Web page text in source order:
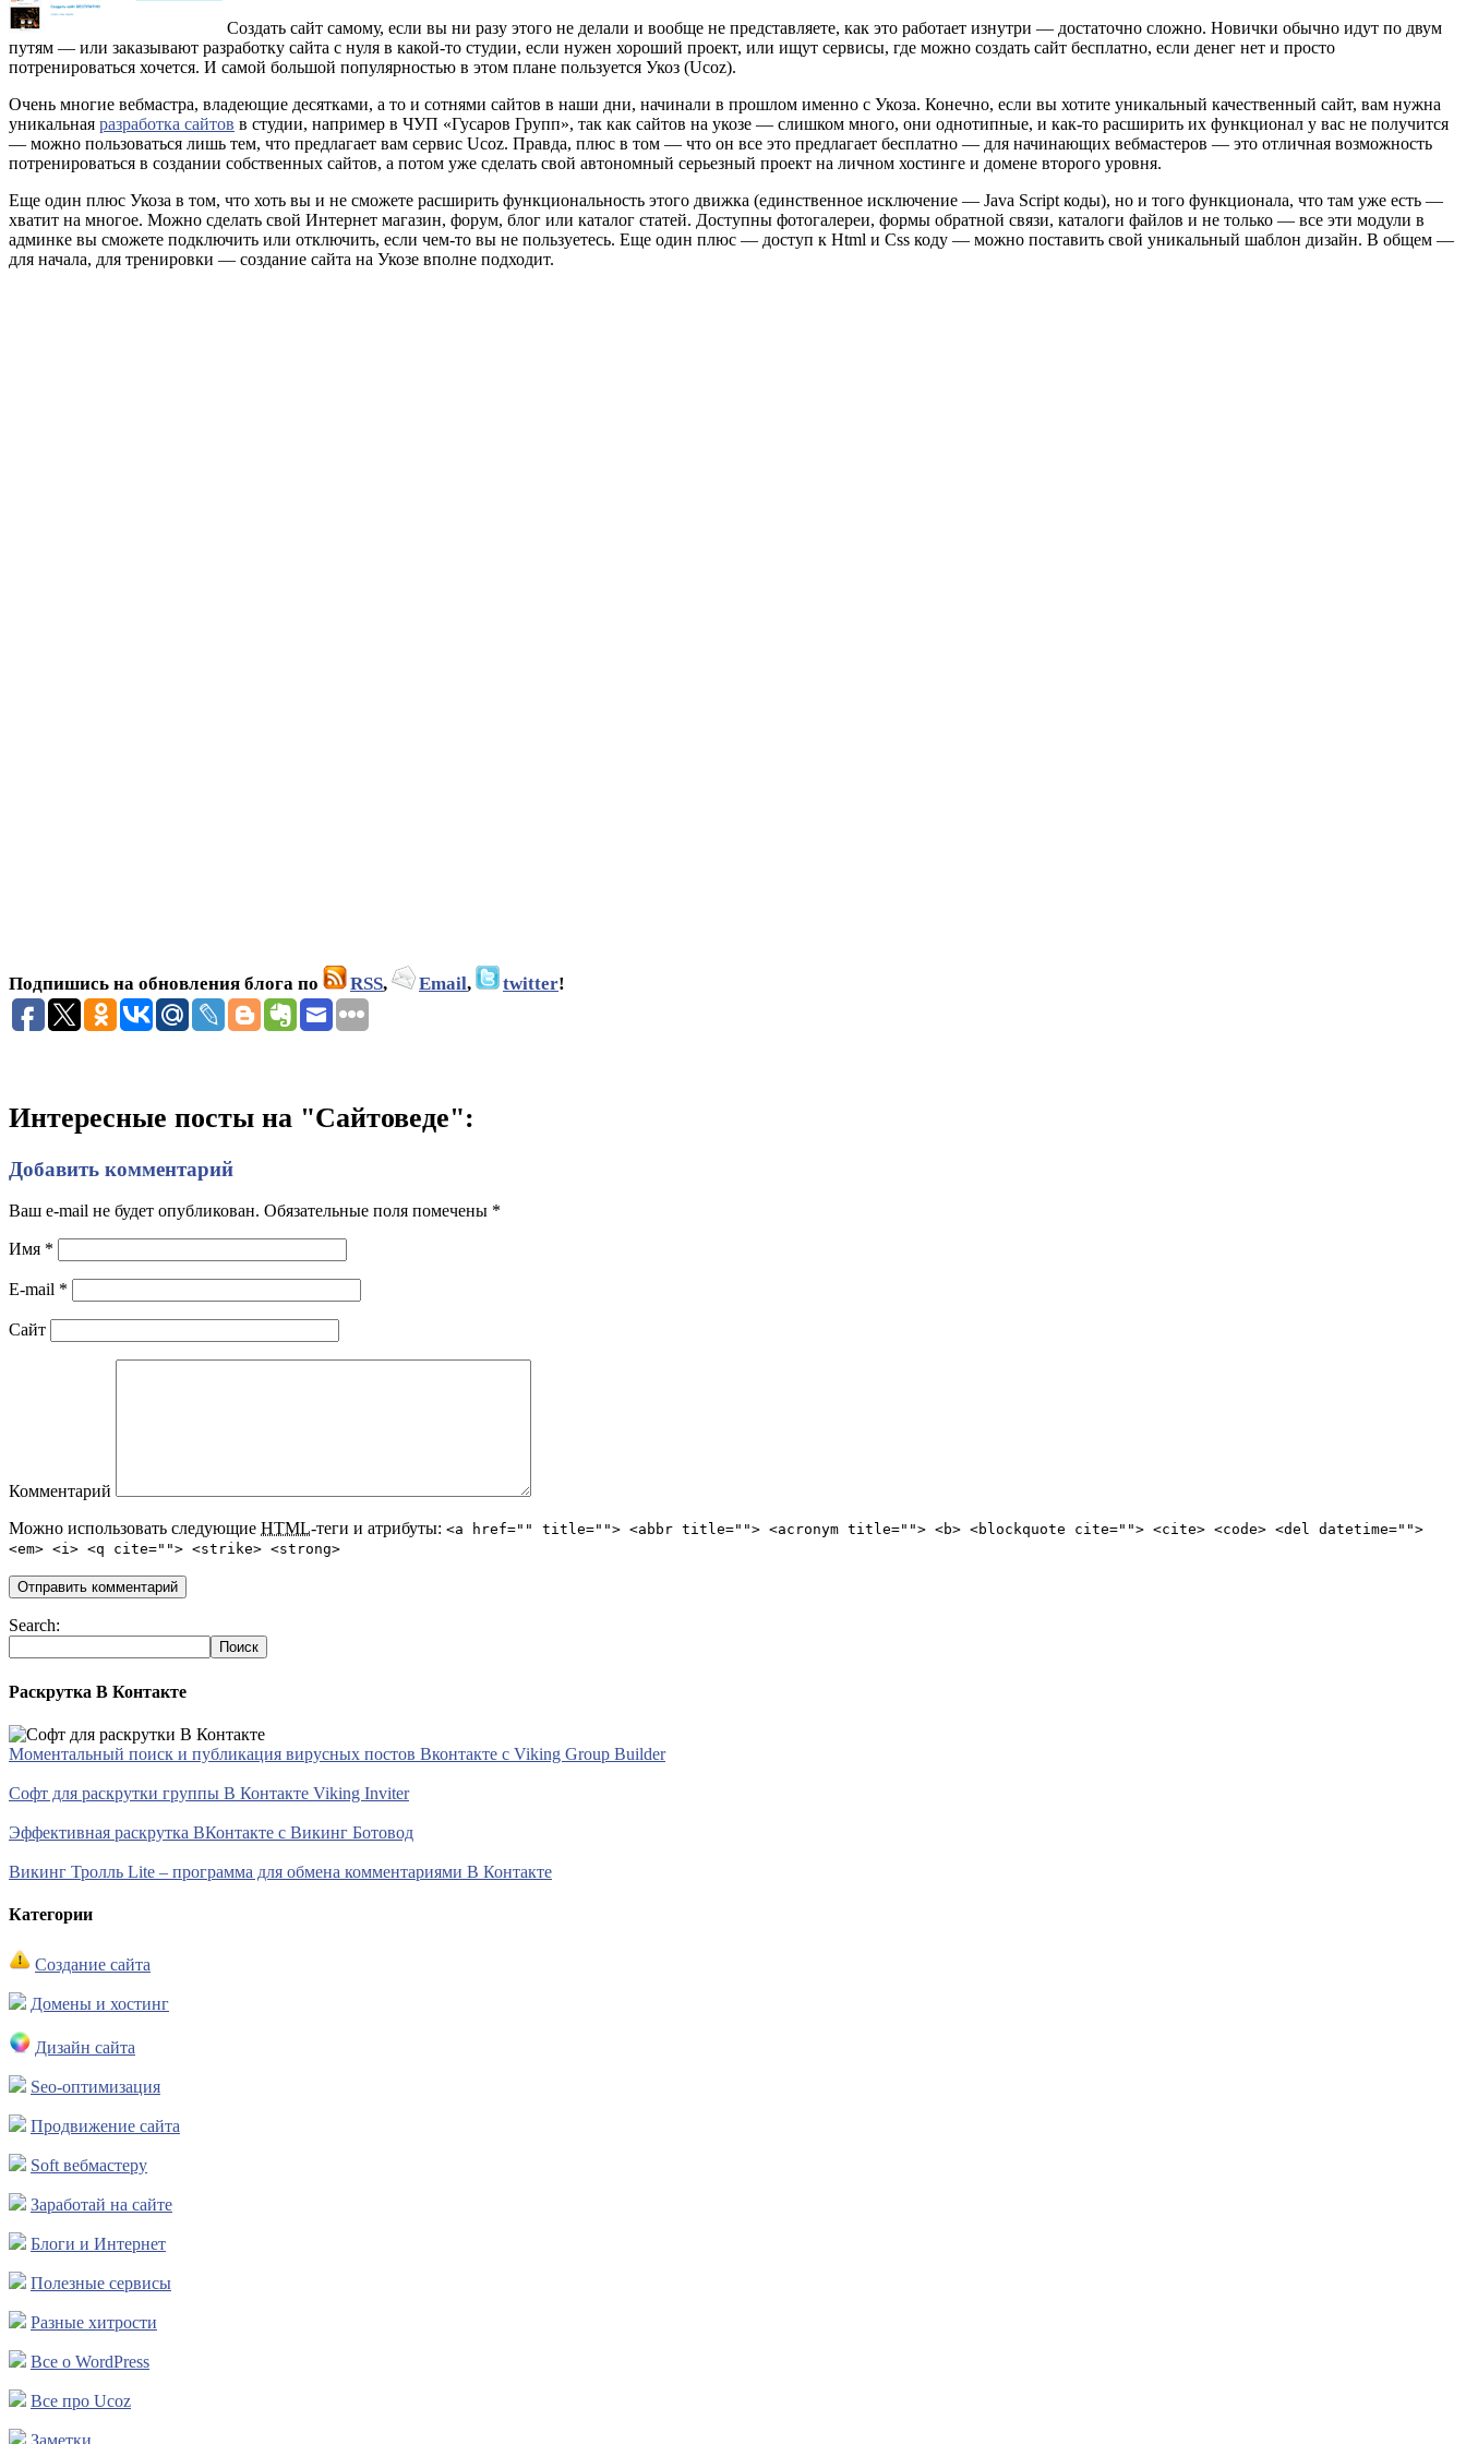
Создать сайт самому, если вы ни разу этого не делали и вообще не представляете, как это работает изнутри — достаточно сложно. Новички обычно идут по двум
путям — или заказывают разработку сайта с нуля в какой-то студии, если нужен хороший проект, или ищут сервисы, где можно создать сайт бесплатно, если денег нет и просто
потренироваться хочется. И самой большой популярностью в этом плане пользуется Укоз (Ucoz).
Очень многие вебмастра, владеющие десятками, а то и сотнями сайтов в наши дни, начинали в прошлом именно с Укоза. Конечно, если вы хотите уникальный качественный сайт, вам нужна
уникальная разработка сайтов в студии, например в ЧУП «Гусаров Групп», так как сайтов на укозе — слишком много, они однотипные, и как-то расширить их функционал у вас не получится
— можно пользоваться лишь тем, что предлагает вам сервис Ucoz. Правда, плюс в том — что он все это предлагает бесплатно — для начинающих вебмастеров — это отличная возможность
потренироваться в создании собственных сайтов, а потом уже сделать свой автономный серьезный проект на личном хостинге и домене второго уровня.
Еще один плюс Укоза в том, что хоть вы и не сможете расширить функциональность этого движка (единственное исключение — Java Script коды), но и того функционала, что там уже есть —
хватит на многое. Можно сделать свой Интернет магазин, форум, блог или каталог статей. Доступны фотогалереи, формы обратной связи, каталоги файлов и не только — все эти модули в
админке вы сможете подключить или отключить, если чем-то вы не пользуетесь. Еще один плюс — доступ к Html и Css коду — можно поставить свой уникальный шаблон дизайн. В общем —
для начала, для тренировки — создание сайта на Укозе вполне подходит.
Подпишись на обновления блога по RSS, Email, twitter!
Интересные посты на "Сайтоведе":
Добавить комментарий
Ваш e-mail не будет опубликован. Обязательные поля помечены *
Имя *
E-mail *
Сайт
Комментарий
Можно использовать следующие HTML-теги и атрибуты: <a href="" title=""> <abbr title=""> <acronym title=""> <b> <blockquote cite=""> <cite> <code> <del datetime="">
<em> <i> <q cite=""> <strike> <strong>
Search:
Раскрутка В Контакте
Моментальный поиск и публикация вирусных постов Вконтакте с Viking Group Builder
Софт для раскрутки группы В Контакте Viking Inviter
Эффективная раскрутка ВКонтакте с Викинг Ботовод
Викинг Тролль Lite – программа для обмена комментариями В Контакте
Категории
Создание сайта
Домены и хостинг
Дизайн сайта
Seo-оптимизация
Продвижение сайта
Soft вебмастеру
Заработай на сайте
Блоги и Интернет
Полезные сервисы
Разные хитрости
Все о WordPress
Все про Ucoz
Заметки